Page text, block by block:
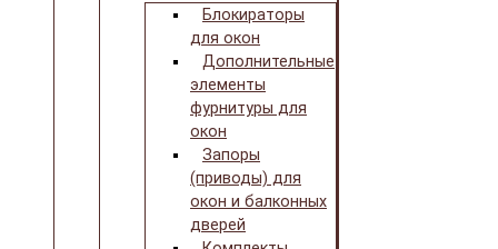
Блокираторы
для окон
Дополнительные
элементы
фурнитуры для
окон
Запоры
(приводы) для
окон и балконных
дверей